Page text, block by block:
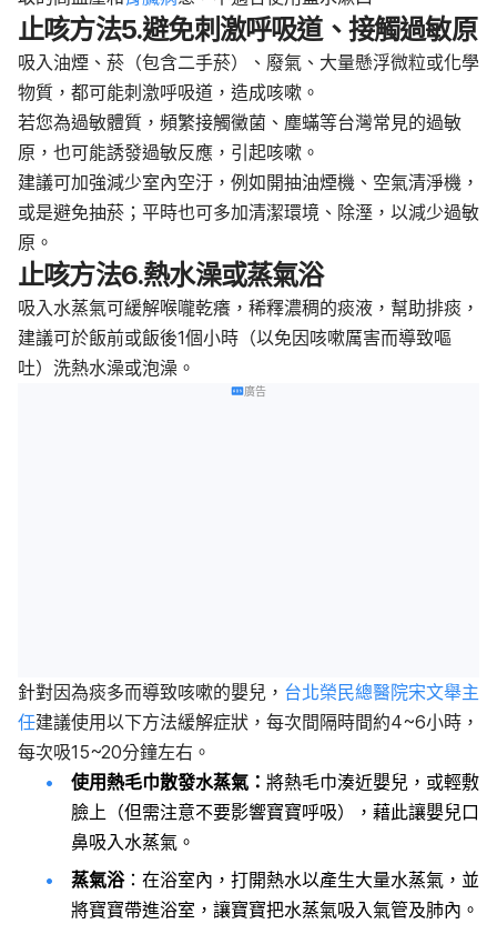
止咳方法5.避免刺激呼吸道、接觸過敏原
吸入油煙、菸（包含二手菸）、廢氣、大量懸浮微粒或化學
物質，都可能刺激呼吸道，造成咳嗽。
若您為過敏體質，頻繁接觸黴菌、塵蟎等台灣常見的過敏
原，也可能誘發過敏反應，引起咳嗽。
建議可加強減少室內空汙，例如開抽油煙機、空氣清淨機，
或是避免抽菸；平時也可多加清潔環境、除溼，以減少過敏
原。
止咳方法6.熱水澡或蒸氣浴
吸入水蒸氣可緩解喉嚨乾癢，稀釋濃稠的痰液，幫助排痰，
建議可於飯前或飯後1個小時（以免因咳嗽厲害而導致嘔
吐）洗熱水澡或泡澡。
廣告
針對因為痰多而導致咳嗽的嬰兒， 台北榮民總醫院宋文舉主
任建議使用以下方法緩解症狀，每次間隔時間約4~6小時，
每次吸15~20分鐘左右。
使用熱毛巾散發水蒸氣： 將熱毛巾湊近嬰兒，或輕敷
臉上（但需注意不要影響寶寶呼吸），藉此讓嬰兒口
鼻吸入水蒸氣。
蒸氣浴：在浴室內，打開熱水以產生大量水蒸氣，並
將寶寶帶進浴室，讓寶寶把水蒸氣吸入氣管及肺內。